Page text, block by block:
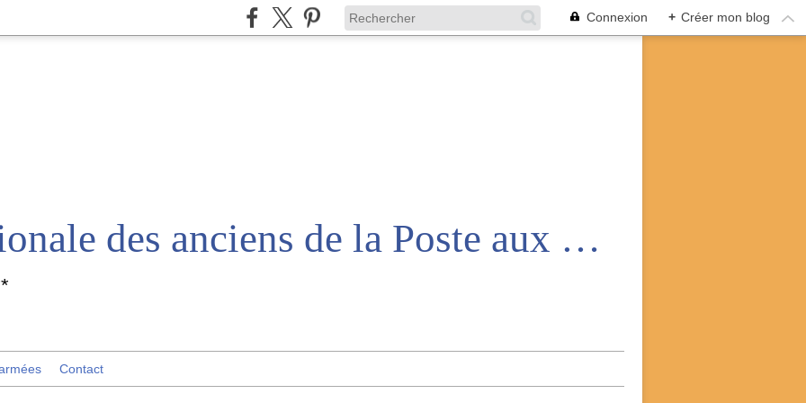
Connexion + Créer mon blog
Amicale nationale des anciens de la Poste aux armées
Contact